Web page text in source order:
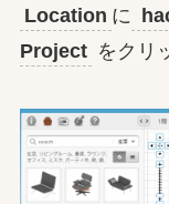
Location に
Project をクリ